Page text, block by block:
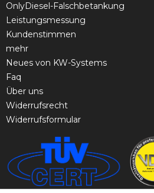
OnlyDiesel-Falschbetankung
Leistungsmessung
Kundenstimmen
mehr
Neues von KW-Systems
Faq
Über uns
Widerrufsrecht
Widerrufsformular